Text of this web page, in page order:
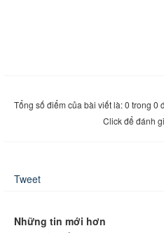
Tổng số điểm của bài viết là: 0 trong 0
Click để đánh
Tweet
Những tin mới hơn